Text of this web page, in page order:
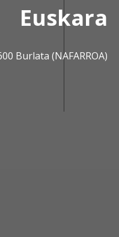
Euskara
Burlata (NAFARROA)